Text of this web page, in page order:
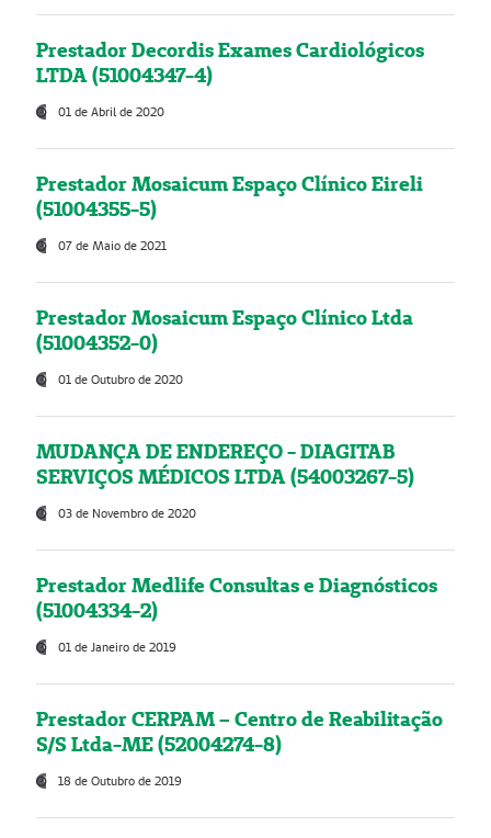
Prestador Decordis Exames Cardiológicos
LTDA (51004347-4)
01 de Abril de 2020
Prestador Mosaicum Espaço Clínico Eireli
(51004355-5)
07 de Maio de 2021
Prestador Mosaicum Espaço Clínico Ltda
(51004352-0)
01 de Outubro de 2020
MUDANÇA DE ENDEREÇO - DIAGITAB
SERVIÇOS MÉDICOS LTDA (54003267-5)
03 de Novembro de 2020
Prestador Medlife Consultas e Diagnósticos
(51004334-2)
01 de Janeiro de 2019
Prestador CERPAM – Centro de Reabilitação
S/S Ltda-ME (52004274-8)
18 de Outubro de 2019